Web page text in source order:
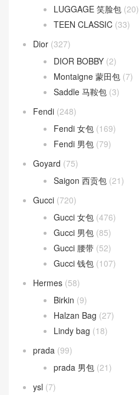
LUGGAGE 笑脸包 (20)
TEEN CLASSIC (33)
Dior (327)
DIOR BOBBY (2)
Montaigne 蒙田包 (7)
Saddle 马鞍包 (3)
Fendi (248)
Fendi 女包 (169)
Fendi 男包 (79)
Goyard (75)
Saigon 西贡包 (21)
Gucci (720)
Gucci 女包 (476)
Gucci 男包 (85)
Gucci 腰带 (52)
Gucci 钱包 (107)
Hermes (58)
Birkin (9)
Halzan Bag (27)
Lindy bag (18)
prada (99)
prada 男包 (21)
ysl (7)